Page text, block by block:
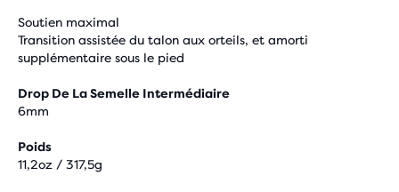
Soutien maximal
Transition assistée du talon aux orteils, et amorti
supplémentaire sous le pied
Drop De La Semelle Intermédiaire
6mm
Poids
11,2oz / 317,5g